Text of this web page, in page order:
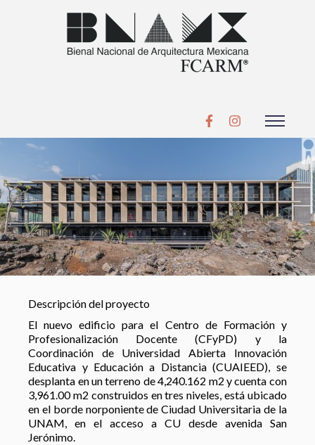
Descripción del proyecto
El nuevo edificio para el Centro de Formación y
Profesionalización Docente (CFyPD) y la
Coordinación de Universidad Abierta Innovación
Educativa y Educación a Distancia (CUAIEED), se
desplanta en un terreno de 4,240.162 m2 y cuenta con
3,961.00 m2 construidos en tres niveles, está ubicado
en el borde norponiente de Ciudad Universitaria de la
UNAM, en el acceso a CU desde avenida San
Jerónimo.